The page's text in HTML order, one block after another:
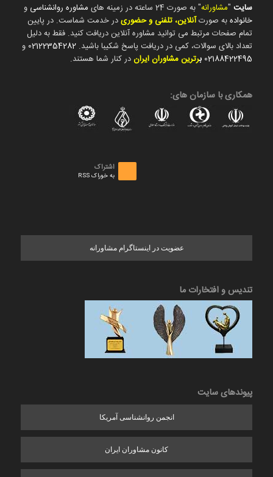
سایت"مشاورانه" به صورت 24 ساعته در زمینه های مشاوره روانشناسی و
خانوادهبه صورتآنلاین، تلفنی و حضوریدر خدمت شماست. در پایین
تمام صفحات مرتبط می توانید مشاوره آنلاین دریافت کنید. فقط به دلیل
تعداد بالای سوالات، کمی در دریافت پاسخ شکیبا باشید. 02122354282 و
02188422495 برترین مشاوران ایراندر کنار شما هستند.
همکاری با سازمان های:
اشتراک
به خوراک RSS
عضویت در اینستاگرام مشاورانه
تندیس و افتخارات ما
پیوندهای سایت
انجمن روانشناسی آمریکا
کانون مشاوران ایران